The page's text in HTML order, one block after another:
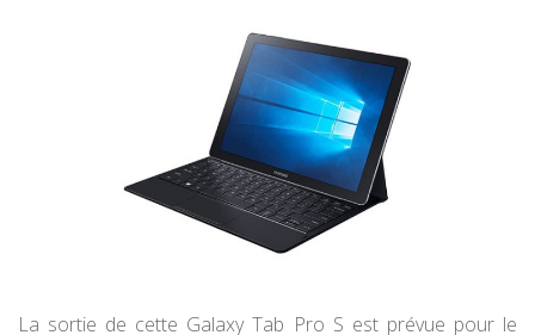
La sortie de cette Galaxy Tab Pro S est prévue pour le